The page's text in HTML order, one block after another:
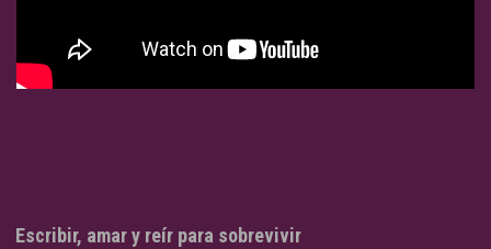
Escribir, amar y reír para sobrevivir